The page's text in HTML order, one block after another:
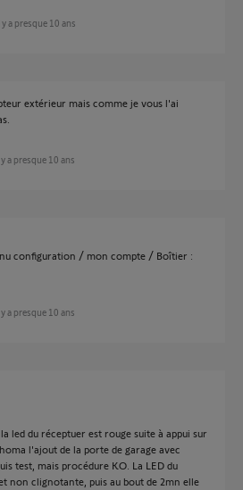
y a presque 10 ans
extérieur mais comme je vous l'ai
y a presque 10 ans
configuration / mon compte / Boîtier :
y a presque 10 ans
led du réceptuer est rouge suite à appui sur
l'ajout de la porte de garage avec
test, mais procédure KO. La LED du
non clignotante, puis au bout de 2mn elle